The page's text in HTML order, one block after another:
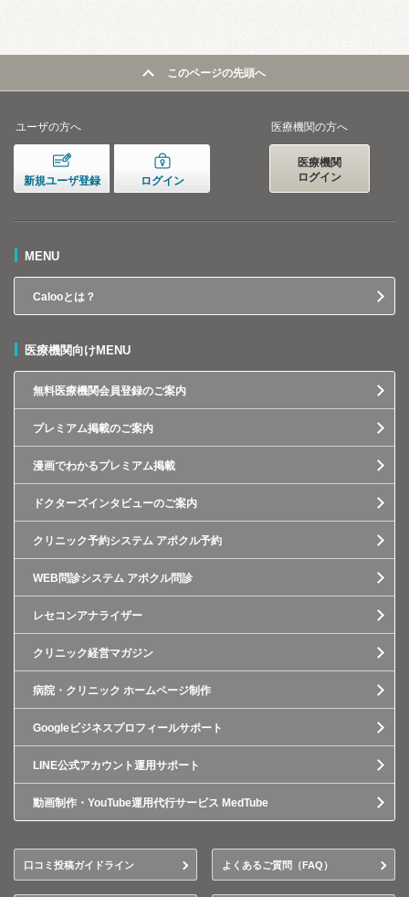
このページの先頭へ
ユーザの方へ
新規ユーザ登録 ログイン
医療機関の方へ
医療機関
ログイン
MENU
Calooとは？
医療機関向けMENU
無料医療機関会員登録のご案内
プレミアム掲載のご案内
漫画でわかるプレミアム掲載
ドクターズインタビューのご案内
クリニック予約システム アポクル予約
WEB問診システム アポクル問診
レセコンアナライザー
クリニック経営マガジン
病院・クリニック ホームページ制作
Googleビジネスプロフィールサポート
LINE公式アカウント運用サポート
動画制作・YouTube運用代行サービス MedTube
口コミ投稿ガイドライン よくあるご質問（FAQ）